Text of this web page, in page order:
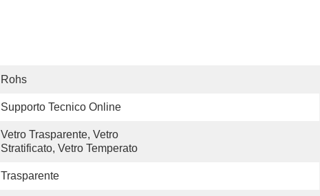
Rohs
Supporto Tecnico Online
Vetro Trasparente, Vetro
Stratificato, Vetro Temperato
Trasparente